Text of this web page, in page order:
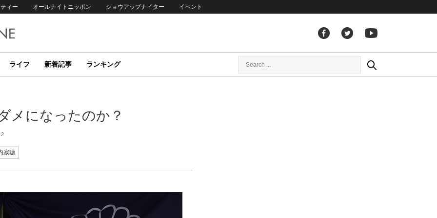
ィー オールナイトニッポン ショウアップナイター イベント
ライフ 新着記事 ランキング
メになったのか？
寂聴